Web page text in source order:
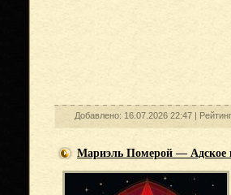
Добавлено: 16.07.2026 22:47 |
Мариэль Померой — Адское